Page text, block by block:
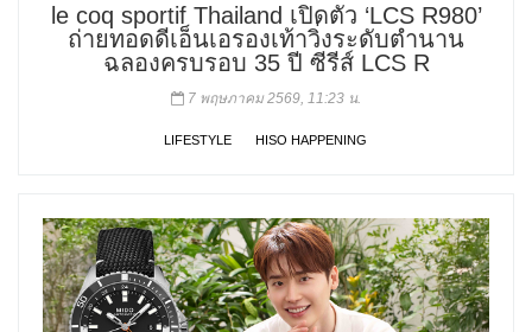
le coq sportif Thailand เปิดตัว ‘LCS R980’
ถ่ายทอดดีเอ็นเอรองเท้าวิ่งระดับตำนาน
ฉลองครบรอบ 35 ปี ซีรีส์ LCS R
7 พฤษภาคม 2569, 11:23 น.
LIFESTYLE HISO HAPPENING